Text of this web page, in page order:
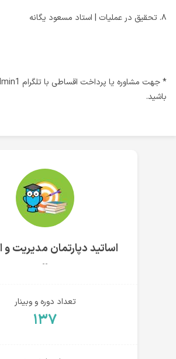
۸. تحقیق در عملیات | استاد مسعود یگانه
باشید.
اساتید دپارتمان مدیریت و
--
تعداد دوره و وبینار
۱۳۷